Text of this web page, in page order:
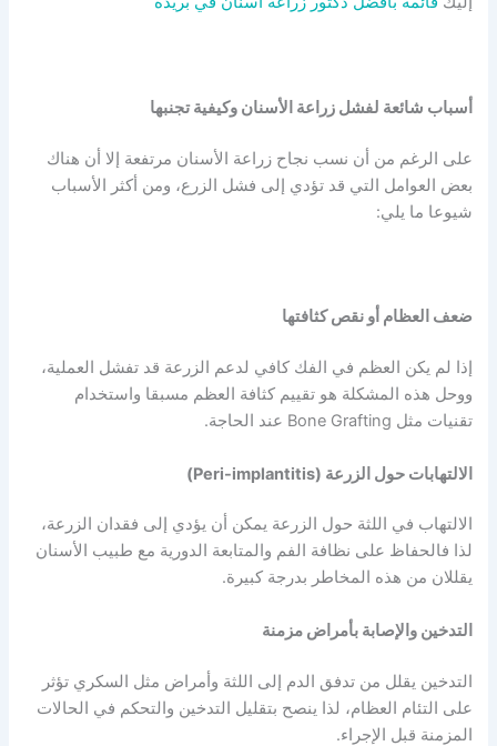
أسباب شائعة لفشل زراعة الأسنان وكيفية تجنبها
على الرغم من أن نسب نجاح زراعة الأسنان مرتفعة إلا أن هناك
بعض العوامل التي قد تؤدي إلى فشل الزرع، ومن أكثر الأسباب
شيوعا ما يلي:
ضعف العظام أو نقص كثافتها
إذا لم يكن العظم في الفك كافي لدعم الزرعة قد تفشل العملية،
ووحل هذه المشكلة هو تقييم كثافة العظم مسبقا واستخدام
تقنيات مثل Bone Grafting عند الحاجة.
الالتهابات حول الزرعة (Peri-implantitis)
الالتهاب في اللثة حول الزرعة يمكن أن يؤدي إلى فقدان الزرعة،
لذا فالحفاظ على نظافة الفم والمتابعة الدورية مع طبيب الأسنان
يقللان من هذه المخاطر بدرجة كبيرة.
التدخين والإصابة بأمراض مزمنة
التدخين يقلل من تدفق الدم إلى اللثة وأمراض مثل السكري تؤثر
على التئام العظام، لذا ينصح بتقليل التدخين والتحكم في الحالات
المزمنة قبل الإجراء.